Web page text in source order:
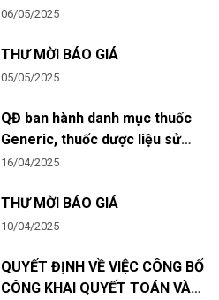
06/05/2025
THƯ MỜI BÁO GIÁ
05/05/2025
QĐ ban hành danh mục thuốc
Generic, thuốc dược liệu sử
dụng tại Bệnh viện Mắt năm
16/04/2025
THƯ MỜI BÁO GIÁ
10/04/2025
QUYẾT ĐỊNH VỀ VIỆC CÔNG BỐ
CÔNG KHAI QUYẾT TOÁN VÀ